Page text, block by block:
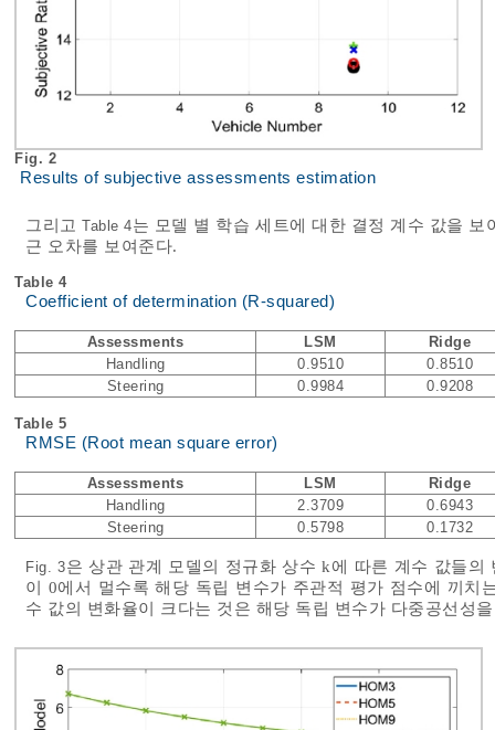
Fig. 2
Results of subjective assessments estimation
그리고Table 4는 모델 별 학습 세트에 대한 결정 계수 값을 보
근 오차를 보여준다.
Table 4
Coefficient of determination (R-squared)
Assessments LSM
Ridge
Handling
0.9510
0.8510
Steering
0.9984 0.9208
Table 5
RMSE (Root mean square error)
Assessments LSM
Ridge
Handling
2.3709
0.6943
Steering
0.5798 0.1732
Fig. 3은 상관 관계 모델의 정규화 상수 k에 따른 계수 값들
이 0에서 멀수록 해당 독립 변수가 주관적 평가 점수에 끼
수 값의 변화율이 크다는 것은 해당 독립 변수가 다중공선성